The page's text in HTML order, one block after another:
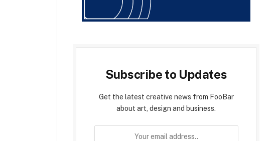
Subscribe to Updates
Get the latest creative news from FooBar
about art, design and business.